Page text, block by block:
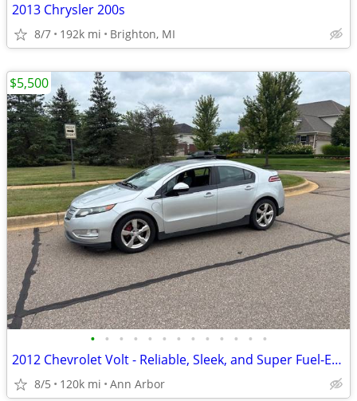
2013 Chrysler 200s
8/7 192k mi Brighton, MI
• • • • • • • • • • • • •
2012 Chevrolet Volt - Reliable, Sleek, and Super Fuel-Efficient!
8/5 120k mi Ann Arbor
$5,500